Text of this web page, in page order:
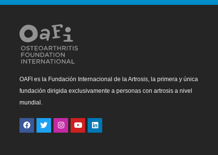
OAFI es la Fundación Internacional de la Artrosis, la primera y única
fundación dirigida exclusivamente a personas con artrosis a nivel
mundial.